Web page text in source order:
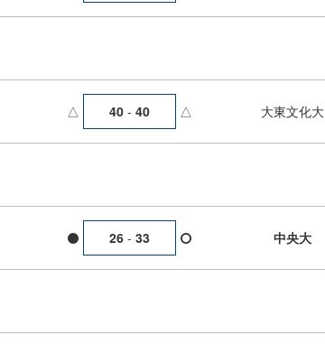
△ 40 - 40 △ 大東文化大
26 - 33 中央大